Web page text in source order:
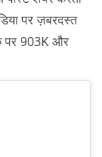
पर ज़बरदस्त
पर 903K और